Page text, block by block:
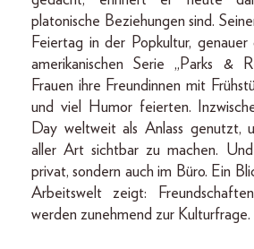
platonische Beziehungen sind.
Feiertag in der Popkultur,
amerikanischen Serie „Parks &
Frauen ihre Freundinnen mit
und viel Humor feierten.
Day weltweit als Anlass genutzt,
aller Art sichtbar zu machen.
privat, sondern auch im Büro. Ein
Arbeitswelt zeigt:
werden zunehmend zur Kulturfrage.